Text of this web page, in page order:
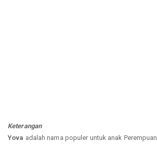
Keterangan
Yova adalah nama populer untuk anak Perempuan.